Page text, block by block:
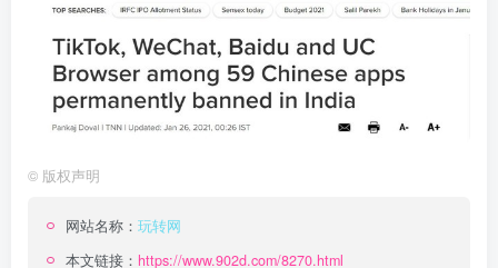
© 版权声明
网站名称： 玩转网
本文链接： https://www.902d.com/8270.html